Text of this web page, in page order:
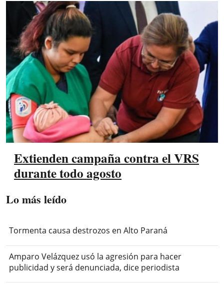
Extienden campaña contra el VRS
durante todo agosto
Lo más leído
Tormenta causa destrozos en Alto Paraná
Amparo Velázquez usó la agresión para hacer
publicidad y será denunciada, dice periodista